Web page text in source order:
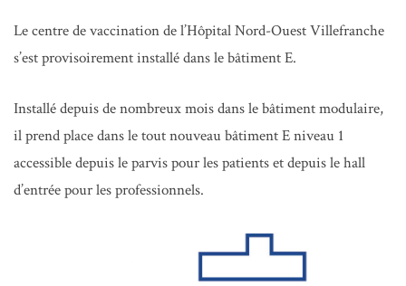
Le centre de vaccination de l’Hôpital Nord-Ouest Villefranche
s’est provisoirement installé dans le bâtiment E.
Installé depuis de nombreux mois dans le bâtiment modulaire,
il prend place dans le tout nouveau bâtiment E niveau 1
accessible depuis le parvis pour les patients et depuis le hall
d’entrée pour les professionnels.